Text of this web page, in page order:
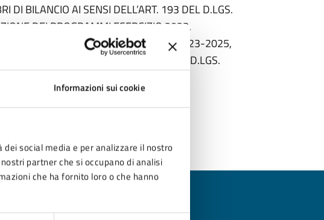
Informazioni sui cookie
social media e per analizzare il nostro
partner che si occupano di analisi
che ha fornito loro o che hanno
DI BILANCIO AI SENSI DELL’ART. 193 DEL D.LGS.
DEI PROGRAMMI ESERCIZIO 2023.
DI PREVISIONE FINANZIARIO 2023-2025,
SENSI DELL’ART. 194 C.1 LETT. A) DEL D.LGS.
(DUP) 2024-2026.